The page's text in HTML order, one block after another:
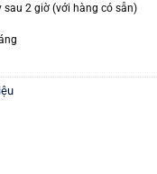
sau 2 giờ (với hàng có sẵn)